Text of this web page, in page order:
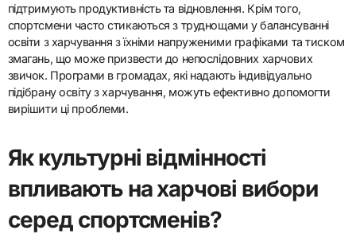
підтримують продуктивність та відновлення. Крім того,
спортсмени часто стикаються з труднощами у балансуванні
освіти з харчування з їхніми напруженими графіками та тиском
змагань, що може призвести до непослідовних харчових
звичок. Програми в громадах, які надають індивідуально
підібрану освіту з харчування, можуть ефективно допомогти
вирішити ці проблеми.
Як культурні відмінності
впливають на харчові вибори
серед спортсменів?